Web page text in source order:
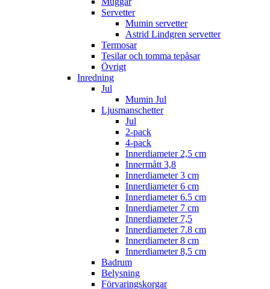
Servetter
Mumin servetter
Astrid Lindgren servetter
Termosar
Tesilar och tomma tepåsar
Övrigt
Inredning
Jul
Mumin Jul
Ljusmanschetter
Jul
2-pack
4-pack
Innerdiameter 2,5 cm
Innermått 3,8
Innerdiameter 3 cm
Innerdiameter 6 cm
Innerdiameter 6.5 cm
Innerdiameter 7 cm
Innerdiameter 7,5
Innerdiameter 7.8 cm
Innerdiameter 8 cm
Innerdiameter 8,5 cm
Badrum
Belysning
Förvaringskorgar